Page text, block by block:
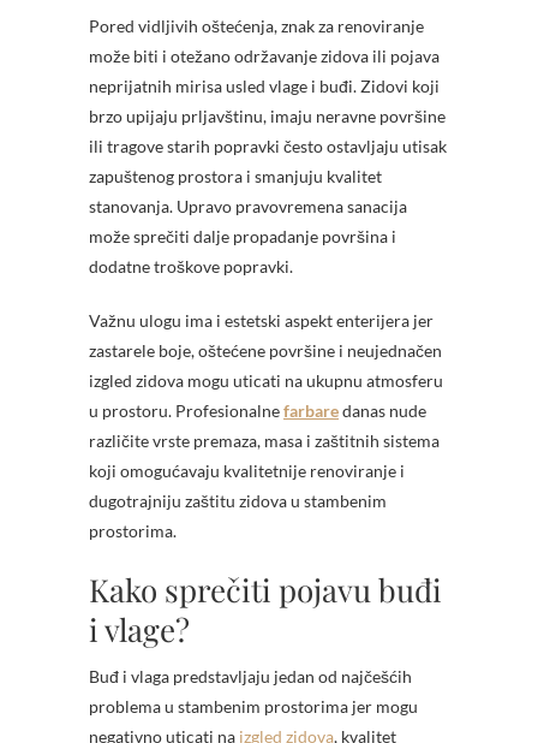
Pored vidljivih oštećenja, znak za renoviranje
može biti i otežano održavanje zidova ili pojava
neprijatnih mirisa usled vlage i buđi. Zidovi koji
brzo upijaju prljavštinu, imaju neravne površine
ili tragove starih popravki često ostavljaju utisak
zapuštenog prostora i smanjuju kvalitet
stanovanja. Upravo pravovremena sanacija
može sprečiti dalje propadanje površina i
dodatne troškove popravki.
Važnu ulogu ima i estetski aspekt enterijera jer
zastarele boje, oštećene površine i neujednačen
izgled zidova mogu uticati na ukupnu atmosferu
u prostoru. Profesionalnefarbaredanas nude
različite vrste premaza, masa i zaštitnih sistema
koji omogućavaju kvalitetnije renoviranje i
dugotrajniju zaštitu zidova u stambenim
prostorima.
Kako sprečiti pojavu buđi
i vlage?
Buđ i vlaga predstavljaju jedan od najčešćih
problema u stambenim prostorima jer mogu
negativno uticati na izgled zidova, kvalitet